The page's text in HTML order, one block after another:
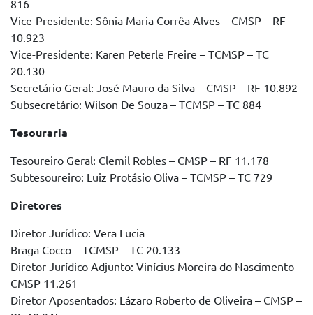
816
Vice-Presidente: Sônia Maria Corrêa Alves – CMSP – RF
10.923
Vice-Presidente: Karen Peterle Freire – TCMSP – TC
20.130
Secretário Geral: José Mauro da Silva – CMSP – RF 10.892
Subsecretário: Wilson De Souza – TCMSP – TC 884
Tesouraria
Tesoureiro Geral: Clemil Robles – CMSP – RF 11.178
Subtesoureiro: Luiz Protásio Oliva – TCMSP – TC 729
Diretores
Diretor Jurídico: Vera Lucia
Braga Cocco – TCMSP – TC 20.133
Diretor Jurídico Adjunto: Vinícius Moreira do Nascimento –
CMSP 11.261
Diretor Aposentados: Lázaro Roberto de Oliveira – CMSP –